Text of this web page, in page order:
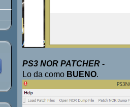
PS3 NOR PATCHER -
Lo da como BUENO.